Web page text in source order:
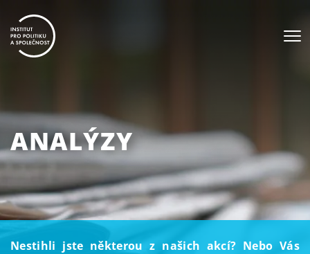
ANALÝZY
Nestihli jste některou z našich akcí? Nebo Vás